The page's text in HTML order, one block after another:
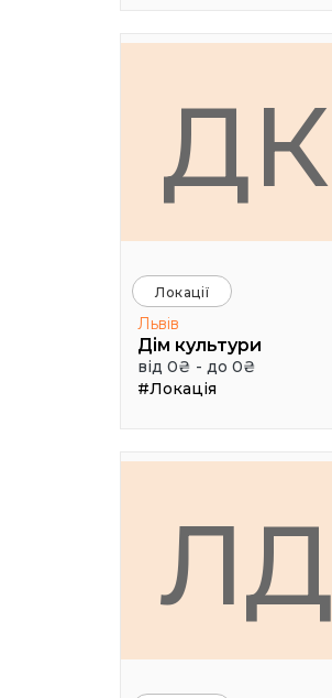
ДК
Локації
Львів
Дім культури
від 0₴ - до 0₴
#Локація
ЛД